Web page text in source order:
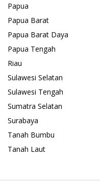
Papua
Papua Barat
Papua Barat Daya
Papua Tengah
Riau
Sulawesi Selatan
Sulawesi Tengah
Sumatra Selatan
Surabaya
Tanah Bumbu
Tanah Laut